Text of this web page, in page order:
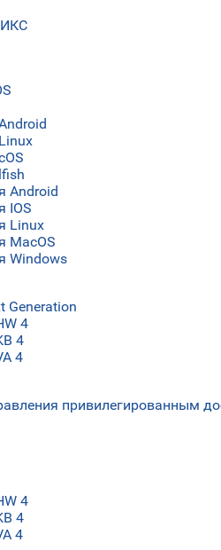
Android
IOS
Linux
MacOS
Windows
Generation
4
4
4
привилегированным
4
4
4